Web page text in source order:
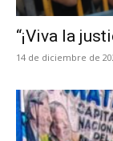
“¡Viva la
14 de diciembre de